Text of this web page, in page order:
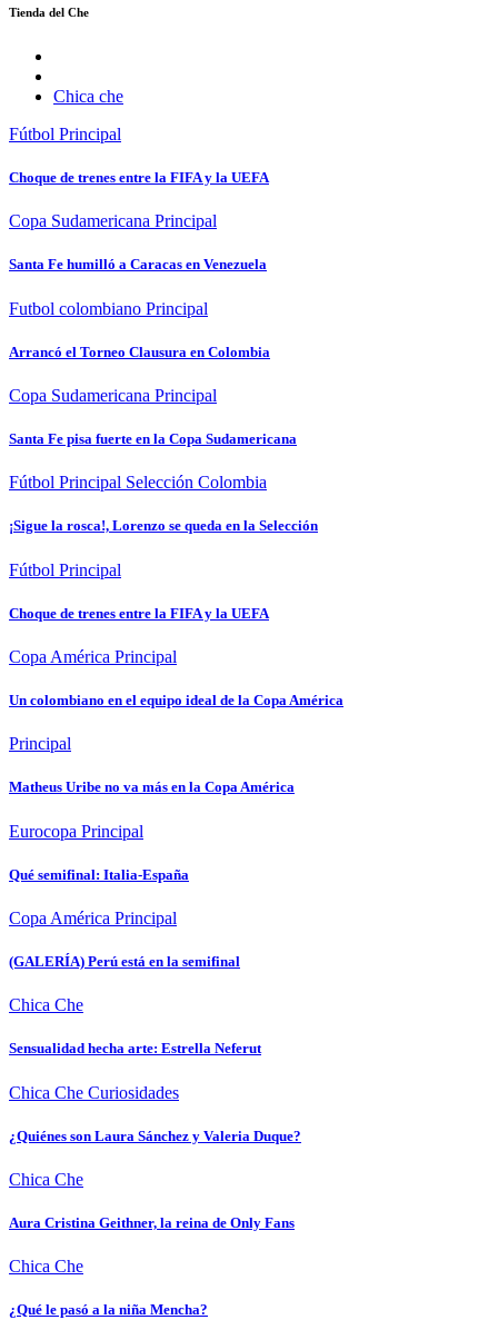
Tienda del Che
Chica che
Fútbol Principal
Choque de trenes entre la FIFA y la UEFA
Copa Sudamericana Principal
Santa Fe humilló a Caracas en Venezuela
Futbol colombiano Principal
Arrancó el Torneo Clausura en Colombia
Copa Sudamericana Principal
Santa Fe pisa fuerte en la Copa Sudamericana
Fútbol Principal Selección Colombia
¡Sigue la rosca!, Lorenzo se queda en la Selección
Fútbol Principal
Choque de trenes entre la FIFA y la UEFA
Copa América Principal
Un colombiano en el equipo ideal de la Copa América
Principal
Matheus Uribe no va más en la Copa América
Eurocopa Principal
Qué semifinal: Italia-España
Copa América Principal
(GALERÍA) Perú está en la semifinal
Chica Che
Sensualidad hecha arte: Estrella Neferut
Chica Che Curiosidades
¿Quiénes son Laura Sánchez y Valeria Duque?
Chica Che
Aura Cristina Geithner, la reina de Only Fans
Chica Che
¿Qué le pasó a la niña Mencha?